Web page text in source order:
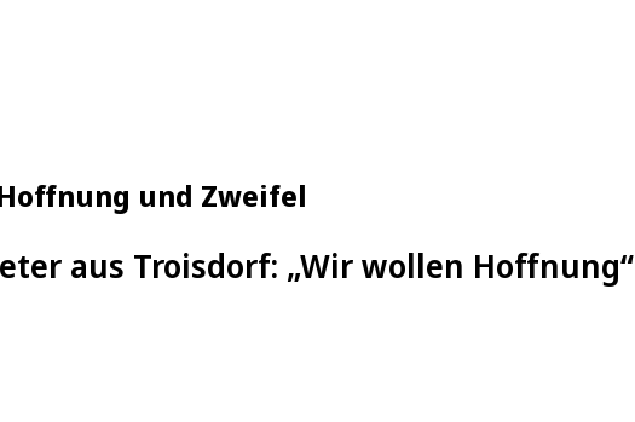
und Zweifel
aus Troisdorf: „Wir wollen Hoffnung“